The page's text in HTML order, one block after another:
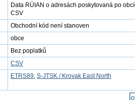
Data RÚIAN o adresách poskytovaná po
CSV
Obchodní kód není stanoven
obce
Bez poplatků
CSV
ETRS89, S-JTSK / Krovak East North